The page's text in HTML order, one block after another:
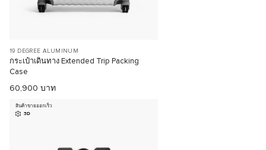
19 DEGREE ALUMINUM
กระเป๋าเดินทาง Extended Trip Packing
Case
60,900 บาท
สินค้าขายออกเร็ว
3D